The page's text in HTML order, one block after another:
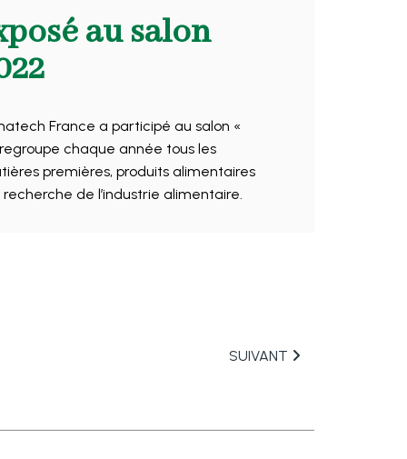
au salon
France a participé au salon «
chaque année tous les
premières, produits alimentaires
de l’industrie alimentaire.
SUIVANT